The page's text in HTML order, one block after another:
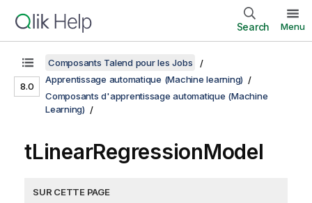
Search Menu
8.0
Composants Talend pour les Jobs
Apprentissage automatique (Machine learning)
Composants d'apprentissage automatique (Machine
Learning)
tLinearRegressionModel
SUR CETTE PAGE